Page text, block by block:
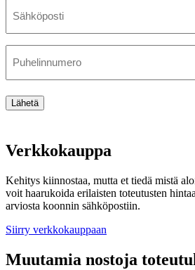
Lähetä
Verkkokauppa
Kehitys kiinnostaa, mutta et tiedä mistä
voit haarukoida erilaisten toteutusten
arviosta koonnin sähköpostiin.
Siirry verkkokauppaan
Muutamia nostoja